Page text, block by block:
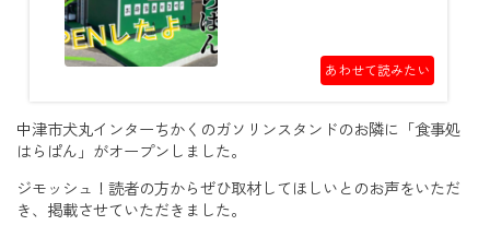
あわせて読みたい
中津市犬丸インターちかくのガソリンスタンドのお隣に「食事処
はらぱん」がオープンしました。
ジモッシュ！読者の方からぜひ取材してほしいとのお声をいただ
き、掲載させていただきました。